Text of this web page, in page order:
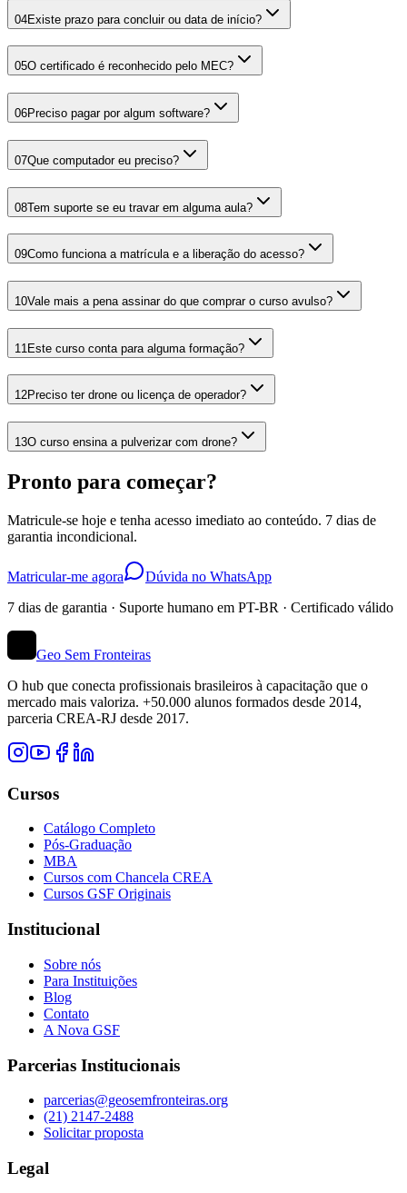
04Existe prazo para concluir ou data de início?
05O certificado é reconhecido pelo MEC?
06Preciso pagar por algum software?
07Que computador eu preciso?
08Tem suporte se eu travar em alguma aula?
09Como funciona a matrícula e a liberação do acesso?
10Vale mais a pena assinar do que comprar o curso avulso?
11 Este curso conta para alguma formação?
12Preciso ter drone ou licença de operador?
13O curso ensina a pulverizar com drone?
Pronto para começar?
Matricule-se hoje e tenha acesso imediato ao conteúdo. 7 dias de
garantia incondicional.
Matricular-me agora
Dúvida no WhatsApp
7 dias de garantia · Suporte humano em PT-BR · Certificado válido
Geo Sem Fronteiras
O hub que conecta profissionais brasileiros à capacitação que o
mercado mais valoriza. +50.000 alunos formados desde 2014,
parceria CREA-RJ desde 2017.
Cursos
Catálogo Completo
Pós-Graduação
MBA
Cursos com Chancela CREA
Cursos GSF Originais
Institucional
Sobre nós
Para Instituições
Blog
Contato
A Nova GSF
Parcerias Institucionais
parcerias@geosemfronteiras.org
(21) 2147-2488
Solicitar proposta
Legal